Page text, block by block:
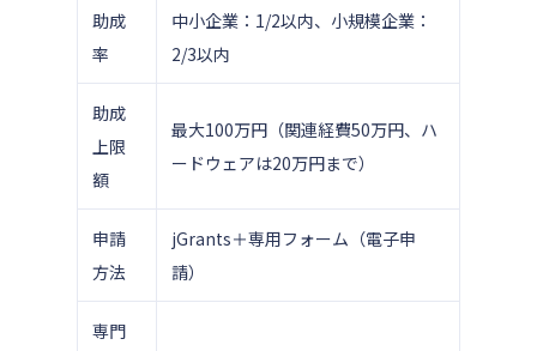
助成
率
中小企業：1/2以内、小規模企業：
2/3以内
助成
上限
額
最大100万円（関連経費50万円、ハ
ードウェアは20万円まで）
申請
方法
jGrants＋専用フォーム（電子申
請）
専門